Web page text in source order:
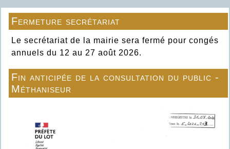
Fermeture secrétariat
Le secrétariat de la mairie sera fermé pour congés
annuels du 12 au 27 août 2026.
Fin anticipée de la consultation du public -
Méthaniseur